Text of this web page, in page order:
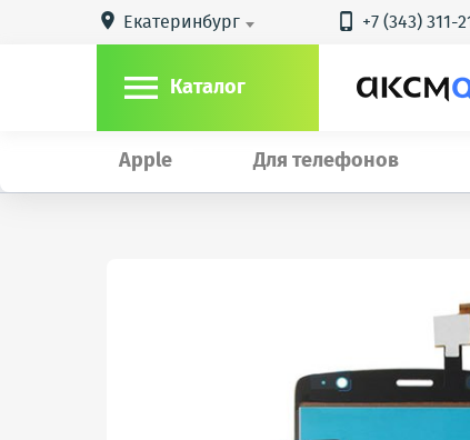
 Екатеринбург  +7 (343) 311-
 Каталог
Apple Для телефонов